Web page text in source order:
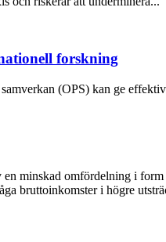
forskning
(OPS) kan ge
minskad omfördelning i
bruttoinkomster i högre